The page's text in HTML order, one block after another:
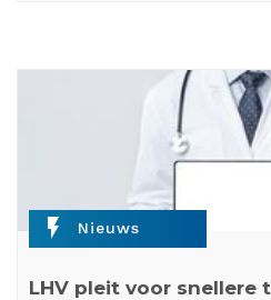
flash_on Nieuws
LHV pleit voor snellere